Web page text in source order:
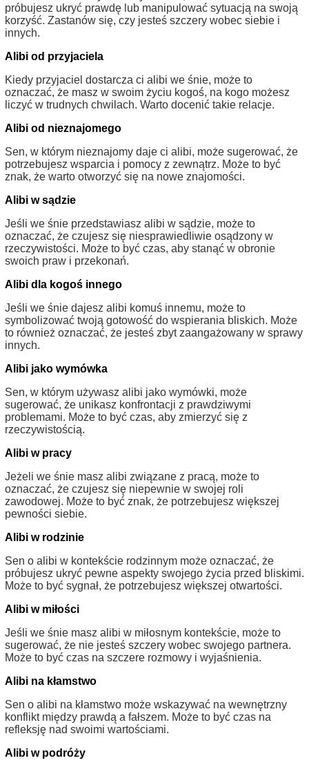
próbujesz ukryć prawdę lub manipulować sytuacją na swoją
korzyść. Zastanów się, czy jesteś szczery wobec siebie i
innych.
Alibi od przyjaciela
Kiedy przyjaciel dostarcza ci alibi we śnie, może to
oznaczać, że masz w swoim życiu kogoś, na kogo możesz
liczyć w trudnych chwilach. Warto docenić takie relacje.
Alibi od nieznajomego
Sen, w którym nieznajomy daje ci alibi, może sugerować, że
potrzebujesz wsparcia i pomocy z zewnątrz. Może to być
znak, że warto otworzyć się na nowe znajomości.
Alibi w sądzie
Jeśli we śnie przedstawiasz alibi w sądzie, może to
oznaczać, że czujesz się niesprawiedliwie osądzony w
rzeczywistości. Może to być czas, aby stanąć w obronie
swoich praw i przekonań.
Alibi dla kogoś innego
Jeśli we śnie dajesz alibi komuś innemu, może to
symbolizować twoją gotowość do wspierania bliskich. Może
to również oznaczać, że jesteś zbyt zaangażowany w sprawy
innych.
Alibi jako wymówka
Sen, w którym używasz alibi jako wymówki, może
sugerować, że unikasz konfrontacji z prawdziwymi
problemami. Może to być czas, aby zmierzyć się z
rzeczywistością.
Alibi w pracy
Jeżeli we śnie masz alibi związane z pracą, może to
oznaczać, że czujesz się niepewnie w swojej roli
zawodowej. Może to być znak, że potrzebujesz większej
pewności siebie.
Alibi w rodzinie
Sen o alibi w kontekście rodzinnym może oznaczać, że
próbujesz ukryć pewne aspekty swojego życia przed bliskimi.
Może to być sygnał, że potrzebujesz większej otwartości.
Alibi w miłości
Jeśli we śnie masz alibi w miłosnym kontekście, może to
sugerować, że nie jesteś szczery wobec swojego partnera.
Może to być czas na szczere rozmowy i wyjaśnienia.
Alibi na kłamstwo
Sen o alibi na kłamstwo może wskazywać na wewnętrzny
konflikt między prawdą a fałszem. Może to być czas na
refleksję nad swoimi wartościami.
Alibi w podróży